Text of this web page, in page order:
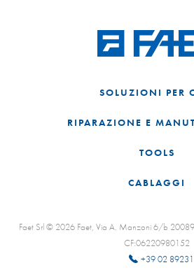
SOLUZIONI PER
RIPARAZIONE E
TOOLS
CABLAGGI
Faet Srl © 2026 Faet, Via A. Manzoni 6/b
CF:06220980152
+39 02 89231